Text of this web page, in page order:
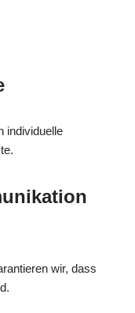
individuelle
wir, dass